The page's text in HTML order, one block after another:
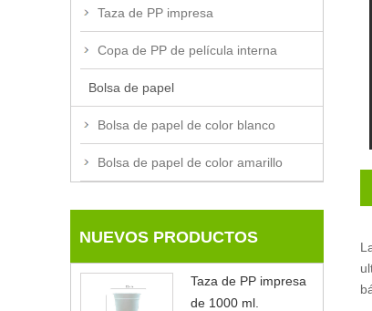
Taza de PP impresa
Copa de PP de película interna
Bolsa de papel
Bolsa de papel de color blanco
Bolsa de papel de color amarillo
NUEVOS PRODUCTOS
Taza de PP impresa
de 1000 ml.